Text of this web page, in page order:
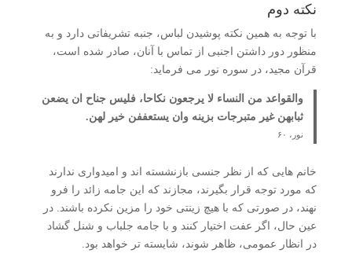
نکته دوم
با توجه به همین نکته پوشیدن لباس، جنبه تشریفاتی دارد و به
منظور دور داشتن اجنبی از تماس با آنان، صادر شده است،
قرآن مجید، در سوره نور می فرماید:
والقواعد من النساء لا یرجعون نکاحا، فلیس جناح ان یضعن
ثبابهن غیر متبرجات بزینه وان یستعففن خیر لهن.
نور، ۶۰
خانم هایی که از نظر جنسی بازنشسته اند و امیدواری ندارند
که مورد توجه قرار بگیرند، مجازند که این جامه زائد را فرو
نهند، در صورتی که با هیچ زینتی خود را مزین نکرده باشند. در
عین حال، اگر عفت اختیار کنند و با جامه جلباب و شنل گشاد
در انظار عمومی، ظاهر شوند، شایسته تر خواهد بود.